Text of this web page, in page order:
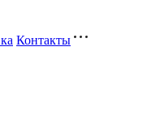
Контакты